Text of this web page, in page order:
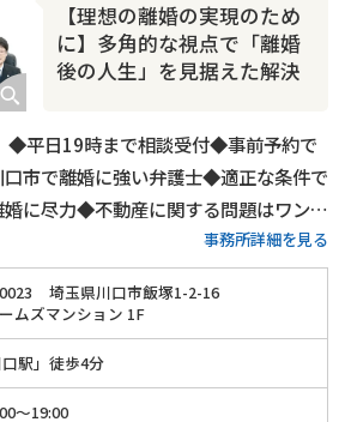
【理想の離婚の実現のため
に】多角的な視点で「離婚
後の人生」を見据えた解決
◆平日19時まで相談受付◆事前予約で
市で離婚に強い弁護士◆適正な条件で
に尽力◆不動産に関する問題はワンス
事務所詳細を見る
0023
埼玉県川口市飯塚1-2-16
ムズマンション 1F
駅」徒歩4分
～19:00